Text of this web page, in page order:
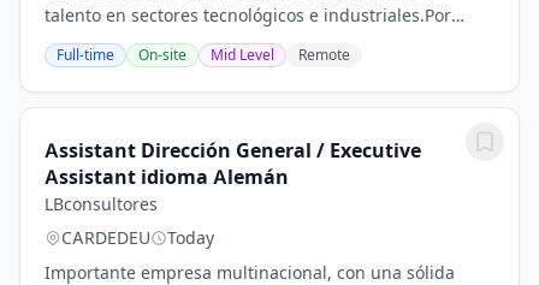
talento en sectores tecnológicos e industriales.Por
encargo de nuestro cliente, compañía referente en
soluciones innovadoras y servicios avanzados,
buscamos...
Full-time On-site Mid Level Remote
Assistant Dirección General / Executive
Assistant idioma Alemán
LBconsultores
CARDEDEU
Today
Importante empresa multinacional, con una sólida